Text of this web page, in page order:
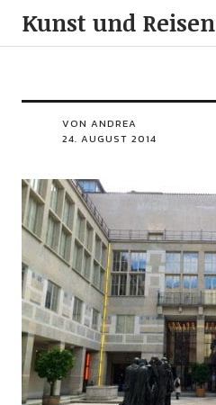
Kunst und Reisen
VON ANDREA
24. AUGUST 2014